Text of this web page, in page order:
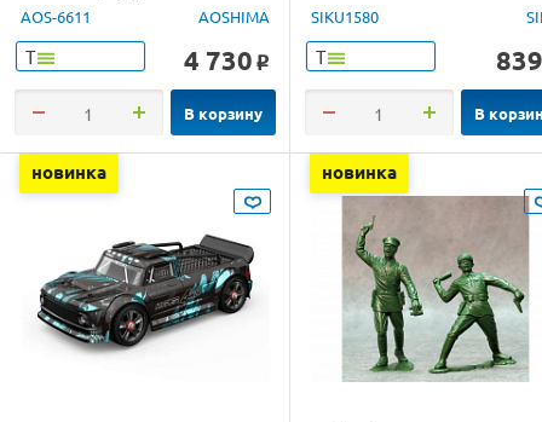
AOS-6611 AOSHIMA
Т 4 730 o
В корзину
SIKU1580
Т 839
В
новинка новинка